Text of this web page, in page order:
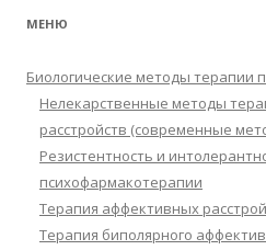
МЕНЮ
Биологические методы терапии
Нелекарственные методы
расстройств (современные
Резистентность и
психофармакотерапии
Терапия аффективных
Терапия биполярного